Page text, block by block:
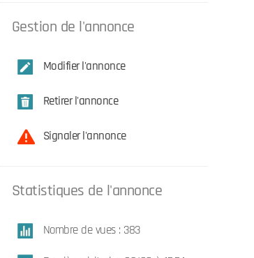
Gestion de l'annonce
Modifier l'annonce
Retirer l'annonce
Signaler l'annonce
Statistiques de l'annonce
Nombre de vues : 383